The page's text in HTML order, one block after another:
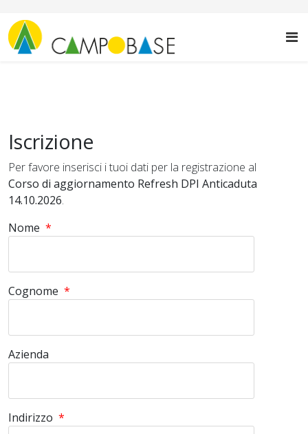
Iscrizione
Per favore inserisci i tuoi dati per la registrazione al
Corso di aggiornamento Refresh DPI Anticaduta
14.10.2026.
Nome *
Cognome *
Azienda
Indirizzo *